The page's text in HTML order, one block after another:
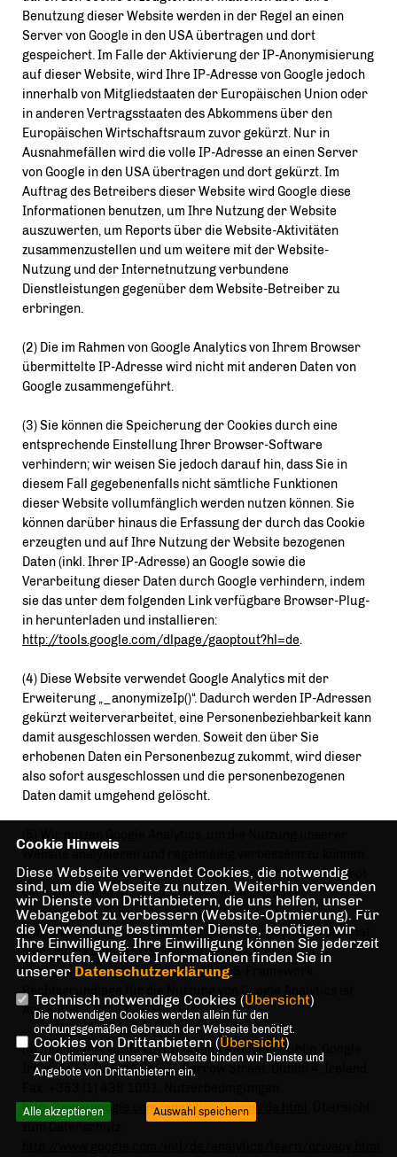
Benutzung dieser Website werden in der Regel an einen
Server von Google in den USA übertragen und dort
gespeichert. Im Falle der Aktivierung der IP-Anonymisierung
auf dieser Website, wird Ihre IP-Adresse von Google jedoch
innerhalb von Mitgliedstaaten der Europäischen Union oder
in anderen Vertragsstaaten des Abkommens über den
Europäischen Wirtschaftsraum zuvor gekürzt. Nur in
Ausnahmefällen wird die volle IP-Adresse an einen Server
von Google in den USA übertragen und dort gekürzt. Im
Auftrag des Betreibers dieser Website wird Google diese
Informationen benutzen, um Ihre Nutzung der Website
auszuwerten, um Reports über die Website-Aktivitäten
zusammenzustellen und um weitere mit der Website-
Nutzung und der Internetnutzung verbundene
Dienstleistungen gegenüber dem Website-Betreiber zu
erbringen.
(2) Die im Rahmen von Google Analytics von Ihrem Browser
übermittelte IP-Adresse wird nicht mit anderen Daten von
Google zusammengeführt.
(3) Sie können die Speicherung der Cookies durch eine
entsprechende Einstellung Ihrer Browser-Software
verhindern; wir weisen Sie jedoch darauf hin, dass Sie in
diesem Fall gegebenenfalls nicht sämtliche Funktionen
dieser Website vollumfänglich werden nutzen können. Sie
können darüber hinaus die Erfassung der durch das Cookie
erzeugten und auf Ihre Nutzung der Website bezogenen
Daten (inkl. Ihrer IP-Adresse) an Google sowie die
Verarbeitung dieser Daten durch Google verhindern, indem
sie das unter dem folgenden Link verfügbare Browser-Plug-
in herunterladen und installieren:
http://tools.google.com/dlpage/gaoptout?hl=de.
(4) Diese Website verwendet Google Analytics mit der
Erweiterung „_anonymizeIp()“. Dadurch werden IP-Adressen
gekürzt weiterverarbeitet, eine Personenbeziehbarkeit kann
damit ausgeschlossen werden. Soweit den über Sie
erhobenen Daten ein Personenbezug zukommt, wird dieser
also sofort ausgeschlossen und die personenbezogenen
Daten damit umgehend gelöscht.
Über die gewonnenen Statistiken können wir unser Angebot
verbessern und für Sie als Nutzer interessanter
ausgestalten. Für die Ausnahmefälle, in denen
personenbezogene Daten in die USA übertragen werden, hat
sich Google dem EU-US Privacy Shield unterworfen,
https://www.privacyshield.gov/EU-US-Framework.
Rechtsgrundlage für die Nutzung von Google Analytics ist
Art. 6 Abs. 1 S. 1 lit. f DSGVO.
(6) Informationen des Drittanbieters: Google Dublin, Google
Ireland Ltd., Gordon House, Barrow Street, Dublin 4, Ireland,
http://www.google.com/analytics/terms/de.html
Cookie Hinweis
Diese Webseite verwendet Cookies, die notwendig
sind, um die Webseite zu nutzen. Weiterhin verwenden
wir Dienste von Drittanbietern, die uns helfen, unser
Webangebot zu verbessern (Website-Optmierung). Für
die Verwendung bestimmter Dienste, benötigen wir
Ihre Einwilligung. Ihre Einwilligung können Sie jederzeit
widerrufen. Weitere Informationen finden Sie in
unserer Datenschutzerklärung.
Technisch notwendige Cookies (Übersicht)
Die notwendigen Cookies werden allein für den
ordnungsgemäßen Gebrauch der Webseite benötigt.
Cookies von Drittanbietern (Übersicht)
Zur Optimierung unserer Webseite binden wir Dienste und
Angebote von Drittanbietern ein.
Alle akzeptieren Auswahl speichern